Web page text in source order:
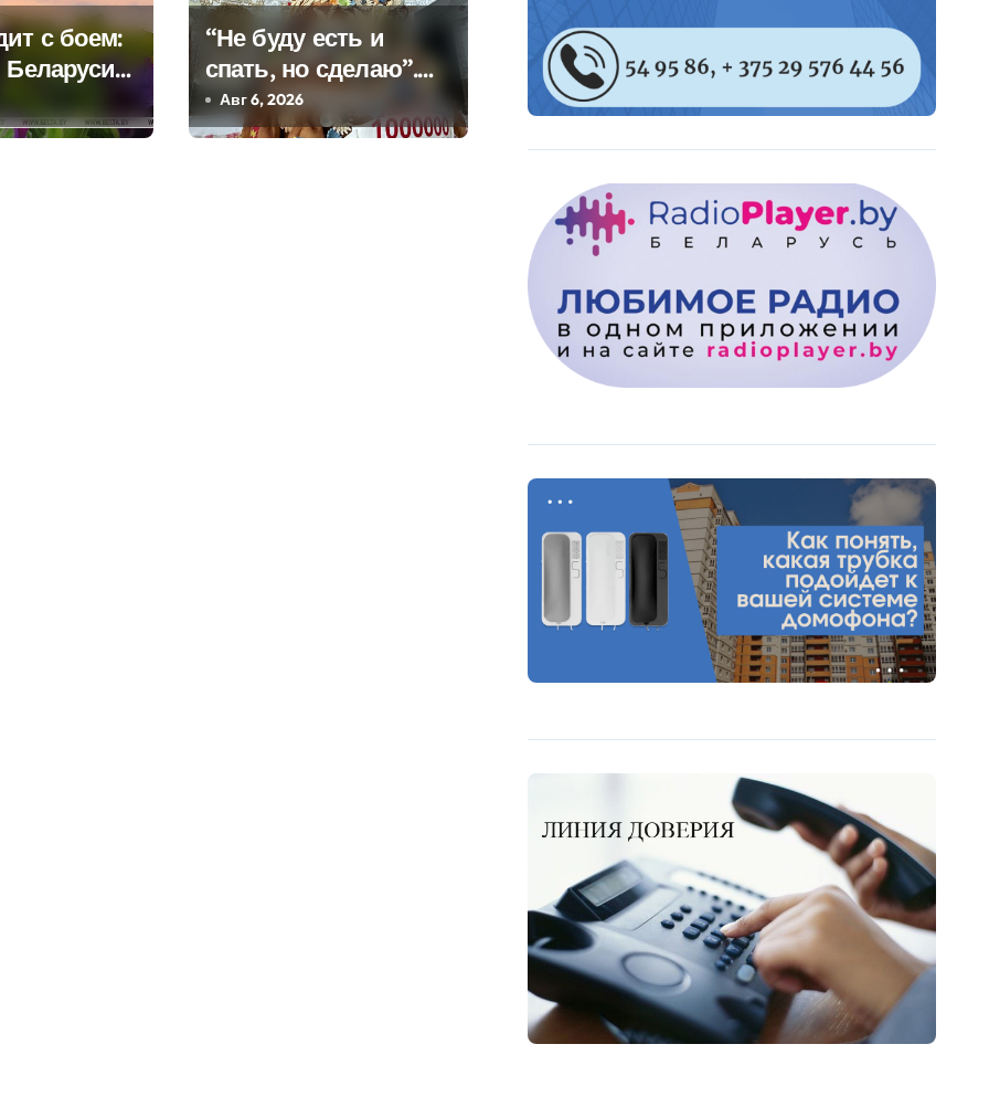
с боем:
Беларуси
дожди и
“Не буду есть и
спать, но сделаю”.
Мастерица из
Молодечно о 50-
Авг 6, 2026